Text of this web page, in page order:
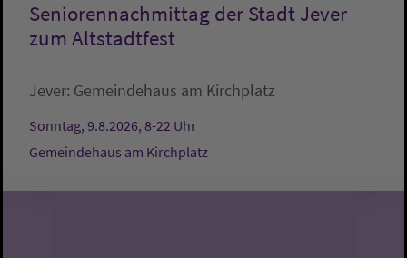
Seniorennachmittag der Stadt Jever
zum Altstadtfest
Jever: Gemeindehaus am Kirchplatz
Sonntag, 9.8.2026, 8-22 Uhr
Gemeindehaus am Kirchplatz